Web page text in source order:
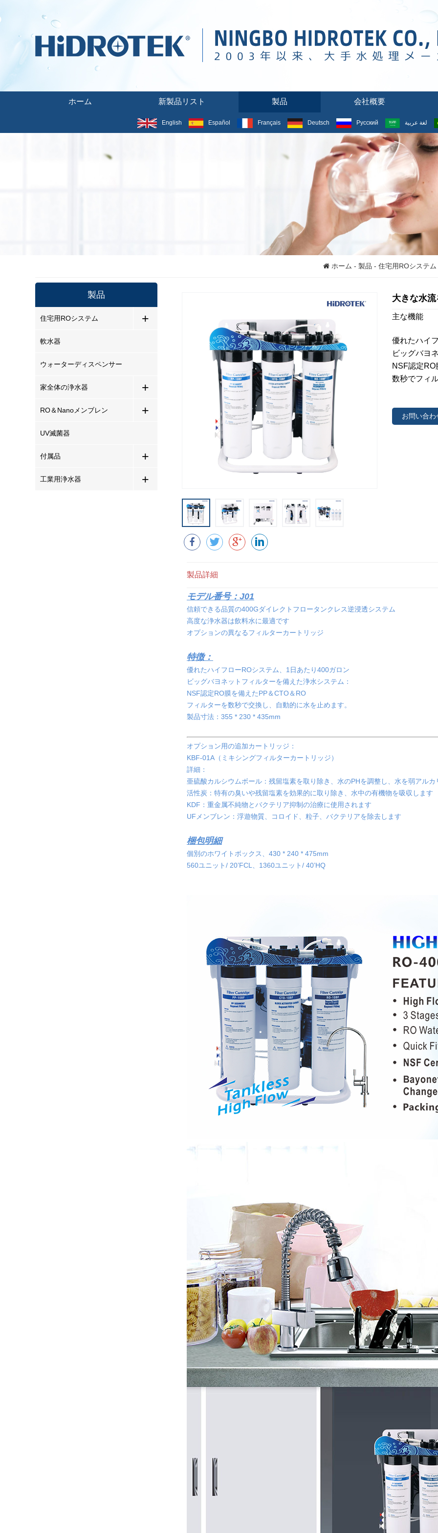
ホーム 新製品リスト 製品 会社概要
English Español Français Deutsch Русский لغة عربية
製品
ホーム - 製品 - 住宅用ROシステム
製品
住宅用ROシステム +
軟水器
ウォーターディスペンサー
家全体の浄水器 +
RO＆Nanoメンブレン +
UV滅菌器
付属品 +
工業用浄水器 +
大きな水
主な機能
優れたハイ
ビッグバヨ
NSF認定
数秒でフィ
お問い合
製品詳細
モデル番号：J01
信頼できる品質の400Gダイレクトフロータンクレス逆浸透システム
高度な浄水器は飲料水に最適です
オプションの異なるフィルターカートリッジ
特徴：
優れたハイフローROシステム、1日あたり400ガロン
ビッグバヨネットフィルターを備えた浄水システム：
NSF認定RO膜を備えたPP＆CTO＆RO
フィルターを数秒で交換し、自動的に水を止めます。
製品寸法：355 * 230 * 435mm
オプション用の追加カートリッジ：
KBF-01A（ミキシングフィルターカートリッジ）
詳細：
亜硫酸カルシウムボール：残留塩素を取り除き、水のPHを調整し、水を弱アルカ
活性炭：特有の臭いや残留塩素を効果的に取り除き、水中の有機物を吸収します
KDF：重金属不純物とバクテリア抑制の治療に使用されます
UFメンブレン：浮遊物質、コロイド、粒子、バクテリアを除去します
梱包明細
個別のホワイトボックス、430 * 240 * 475mm
560ユニット/ 20’FCL、1360ユニット/ 40’HQ